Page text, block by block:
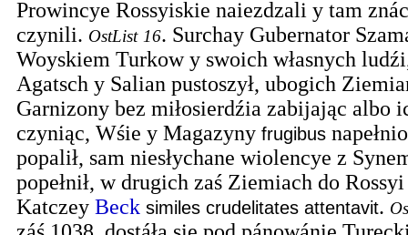
Prowincye Rossyiskie naiezdzali y tam
czynili. OstList 16. Surchay Gubernator
Woyskiem Turkow y swoich własnych
Agatsch y Salian pustoszył, ubogich
Garnizony bez miłosierdźia zabijając albo
czyniąc, Wśie y Magazyny frugibus
popalił, sam niesłychane wiolencye z
popełnił, w drugich zaś Ziemiach do
Katczey Beck similes crudelitates attentavit.